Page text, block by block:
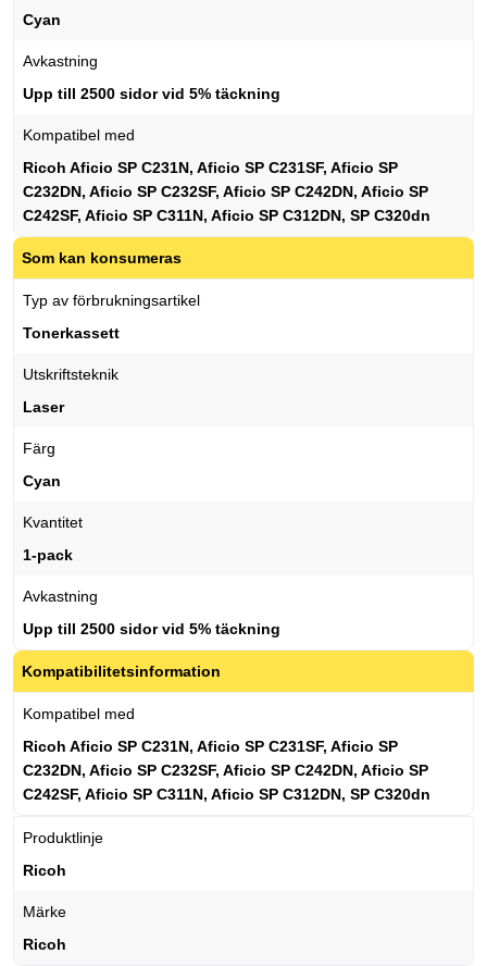
Cyan
Avkastning
Upp till 2500 sidor vid 5% täckning
Kompatibel med
Ricoh Aficio SP C231N, Aficio SP C231SF, Aficio SP
C232DN, Aficio SP C232SF, Aficio SP C242DN, Aficio SP
C242SF, Aficio SP C311N, Aficio SP C312DN, SP C320dn
Som kan konsumeras
Typ av förbrukningsartikel
Tonerkassett
Utskriftsteknik
Laser
Färg
Cyan
Kvantitet
1-pack
Avkastning
Upp till 2500 sidor vid 5% täckning
Kompatibilitetsinformation
Kompatibel med
Ricoh Aficio SP C231N, Aficio SP C231SF, Aficio SP
C232DN, Aficio SP C232SF, Aficio SP C242DN, Aficio SP
C242SF, Aficio SP C311N, Aficio SP C312DN, SP C320dn
Produktlinje
Ricoh
Märke
Ricoh